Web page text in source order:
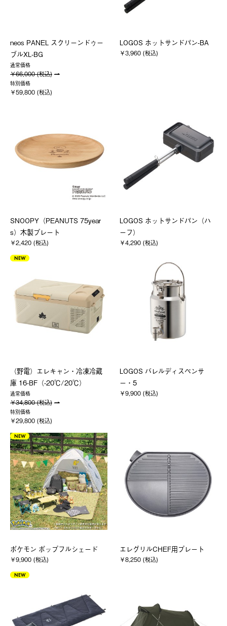
neos PANEL スクリーンドゥー
ブルXL-BG
通常価格
￥66,000 (税込)
特別価格
￥59,800 (税込)
LOGOS ホットサンドパン-BA
￥3,960 (税込)
SNOOPY（PEANUTS 75year
s）木製プレート
￥2,420 (税込)
LOGOS ホットサンドパン（ハ
ーフ）
￥4,290 (税込)
NEW
（野電）エレキャン・冷凍冷蔵
庫 16-BF（-20℃/20℃）
通常価格
￥34,800 (税込)
特別価格
￥29,800 (税込)
LOGOS バレルディスペンサ
ー・5
￥9,900 (税込)
NEW
ポケモン ポップフルシェード
￥9,900 (税込)
エレグリルCHEF用プレート
￥8,250 (税込)
NEW